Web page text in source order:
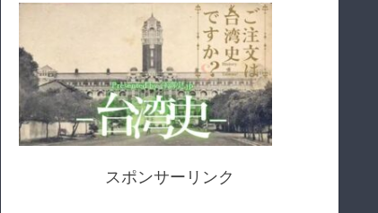
スポンサーリンク